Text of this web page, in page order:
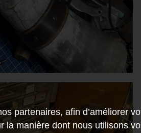
partenaires, afin d’améliorer
la manière dont nous utilisons